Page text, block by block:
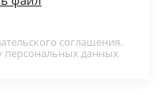
соглашения.
персональных данных